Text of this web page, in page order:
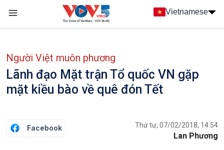
Nhảy đến nội dung
Vietnamese
Người Việt muôn phương
Lãnh đạo Mặt trận Tổ quốc VN gặp
mặt kiều bào về quê đón Tết
Facebook Thứ tư, 07/02/2018, 14:54
Lan Phương